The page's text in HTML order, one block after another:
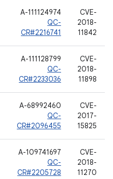
CVE-
2018-
11842
A-111124974
QC-
CR#2216741
CVE-
2018-
11898
A-111128799
QC-
CR#2233036
CVE-
2017-
15825
A-68992460
QC-
CR#2096455
CVE-
2018-
11270
A-109741697
QC-
CR#2205728